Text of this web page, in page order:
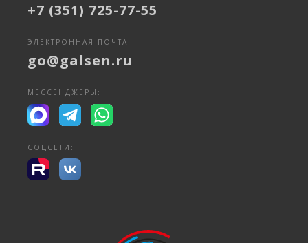
+7 (351) 725-77-55
ЭЛЕКТРОННАЯ ПОЧТА:
go@galsen.ru
МЕССЕНДЖЕРЫ:
СОЦСЕТИ: